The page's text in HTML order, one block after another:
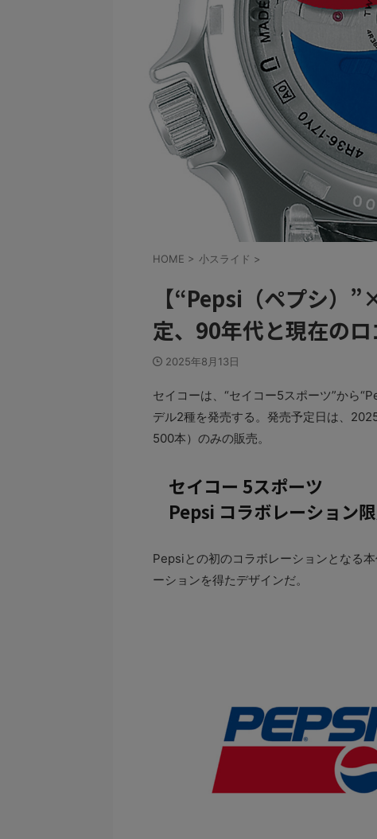
HOME > 小スライド >
【“Pepsi（ペプシ）
定、90年代と現在の
2025年8月13日
セイコーは、“セイコー5スポーツ”から
デル2種を発売する。発売予定日は、
500本）のみの販売。
セイコー 5スポーツ
Pepsi コラボレーション
Pepsiとの初のコラボレーションとなる
ーションを得たデザインだ。